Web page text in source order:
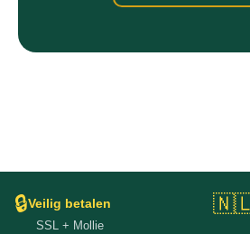
🔒Veilig betalen
SSL + Mollie